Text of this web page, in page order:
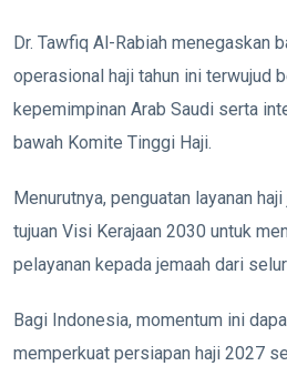
Dr. Tawfiq Al-Rabiah menegaskan
operasional haji tahun ini terwujud
kepemimpinan Arab Saudi serta
bawah Komite Tinggi Haji.
Menurutnya, penguatan layanan
tujuan Visi Kerajaan 2030 untuk
pelayanan kepada jemaah dari
Bagi Indonesia, momentum ini
memperkuat persiapan haji 2027